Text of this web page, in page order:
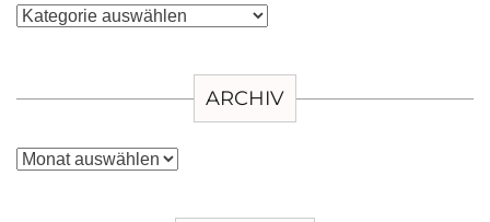
Kategorien
ARCHIV
Archiv